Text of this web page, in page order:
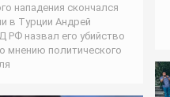
нападения скончался
в Турции Андрей
РФ назвал его убийство
мнению политического